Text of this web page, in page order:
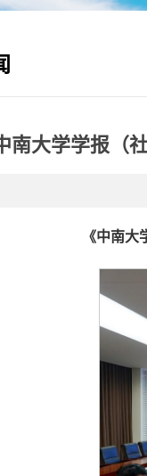
南大学学报（
《中南